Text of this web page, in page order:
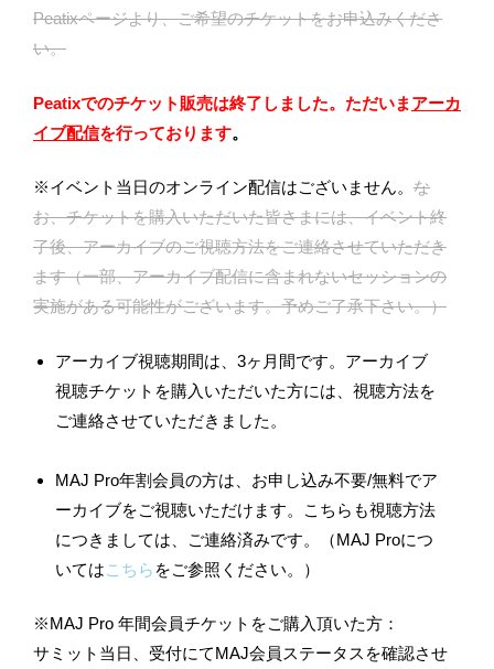
Peatixページより、ご希望のチケットをお申込みくださ
い。
Peatixでのチケット販売は終了しました。ただいま アーカ
イブ配信を行っております。
※イベント当日のオンライン配信はございません。 な
お、チケットを購入いただいた皆さまには、イベント終
了後、アーカイブのご視聴方法をご連絡させていただき
ます（一部、アーカイブ配信に含まれないセッションの
実施がある可能性がございます。予めご了承下さい。）
アーカイブ視聴期間は、3ヶ月間です。アーカイブ
視聴チケットを購入いただいた方には、視聴方法を
ご連絡させていただきました。
MAJ Pro年割会員の方は、お申し込み不要/無料でア
ーカイブをご視聴いただけます。こちらも視聴方法
につきましては、ご連絡済みです。（MAJ Proにつ
いてはこちら をご参照ください。）
※MAJ Pro 年間会員チケットをご購入頂いた方：
サミット当日、受付にてMAJ会員ステータスを確認させ